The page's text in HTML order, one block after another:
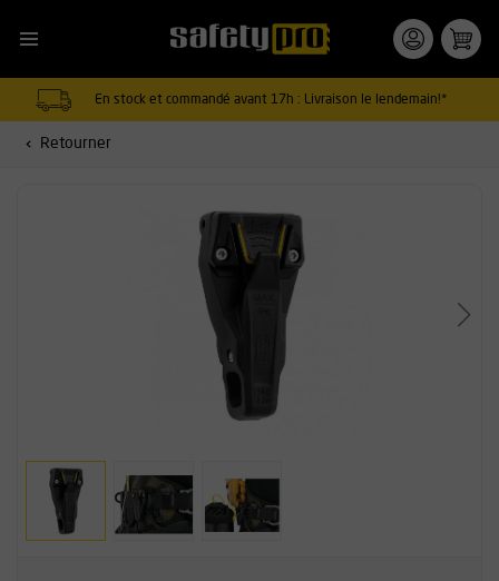
En stock et commandé avant 17h : Livraison le lendemain!*
Retourner